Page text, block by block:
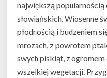
największą
słowiańskich. Wiosenne
płodnością i budzeniem
mrozach, z powrotem
swych piskląt, z ogromem
wszelkiej wegetacji.